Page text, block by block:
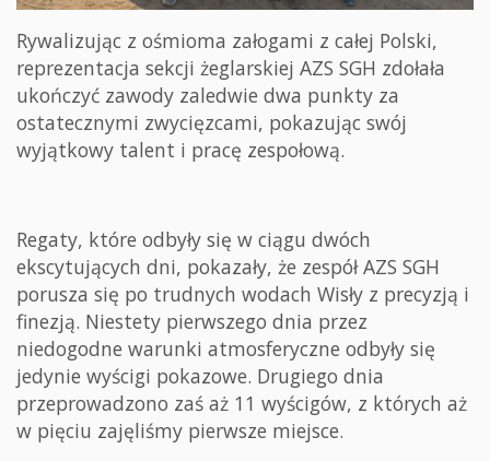
Rywalizując z ośmioma załogami z całej Polski,
reprezentacja sekcji żeglarskiej AZS SGH zdołała
ukończyć zawody zaledwie dwa punkty za
ostatecznymi zwycięzcami, pokazując swój
wyjątkowy talent i pracę zespołową.
Regaty, które odbyły się w ciągu dwóch
ekscytujących dni, pokazały, że zespół AZS SGH
porusza się po trudnych wodach Wisły z precyzją i
finezją. Niestety pierwszego dnia przez
niedogodne warunki atmosferyczne odbyły się
jedynie wyścigi pokazowe. Drugiego dnia
przeprowadzono zaś aż 11 wyścigów, z których aż
w pięciu zajęliśmy pierwsze miejsce.